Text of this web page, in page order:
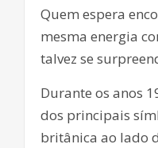
Quem espera
mesma energia
talvez se
Durante os anos
dos principais
britânica ao lado